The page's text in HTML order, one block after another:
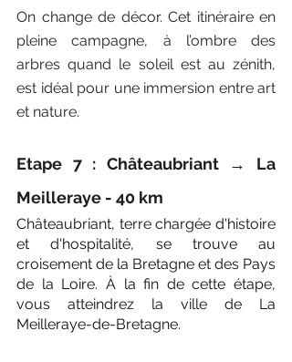
On change de décor. Cet itinéraire en
pleine campagne, à l’ombre des
arbres quand le soleil est au zénith,
est idéal pour une immersion entre art
et nature.
Etape 7 : Châteaubriant → La
Meilleraye - 40 km
Châteaubriant, terre chargée d'histoire
et d'hospitalité, se trouve au
croisement de la Bretagne et des Pays
de la Loire. À la fin de cette étape,
vous atteindrez la ville de La
Meilleraye-de-Bretagne.